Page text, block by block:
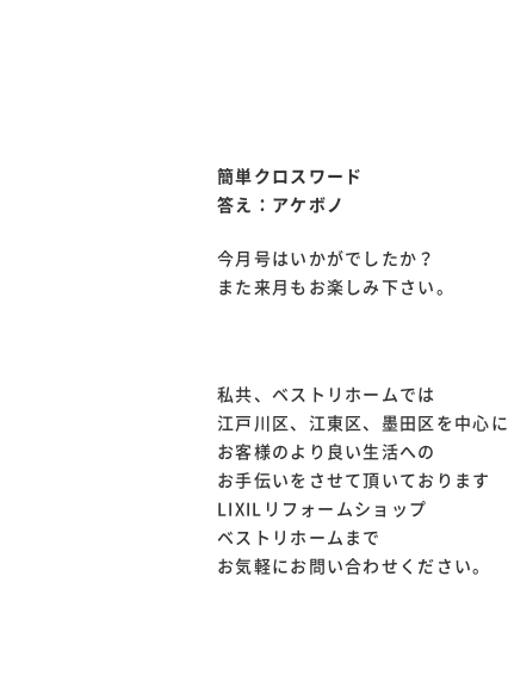
簡単クロスワード
答え：アケボノ
今月号はいかがでしたか？
また来月もお楽しみ下さい。
私共、ベストリホームでは
江戸川区、江東区、墨田区を中心に
お客様のより良い生活への
お手伝いをさせて頂いております
LIXILリフォームショップ
ベストリホームまで
お気軽にお問い合わせください。